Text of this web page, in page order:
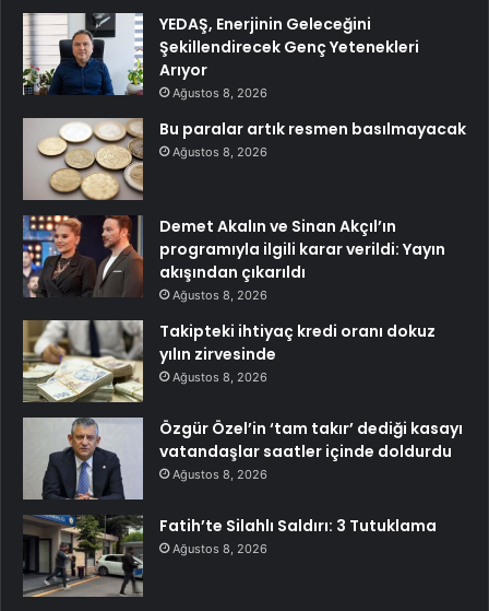
YEDAŞ, Enerjinin Geleceğini
Şekillendirecek Genç Yetenekleri
Arıyor
Ağustos 8, 2026
Bu paralar artık resmen basılmayacak
Ağustos 8, 2026
Demet Akalın ve Sinan Akçıl’ın
programıyla ilgili karar verildi: Yayın
akışından çıkarıldı
Ağustos 8, 2026
Takipteki ihtiyaç kredi oranı dokuz
yılın zirvesinde
Ağustos 8, 2026
Özgür Özel’in ‘tam takır’ dediği kasayı
vatandaşlar saatler içinde doldurdu
Ağustos 8, 2026
Fatih’te Silahlı Saldırı: 3 Tutuklama
Ağustos 8, 2026